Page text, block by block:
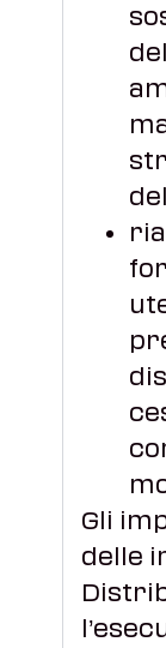
Gli
delle